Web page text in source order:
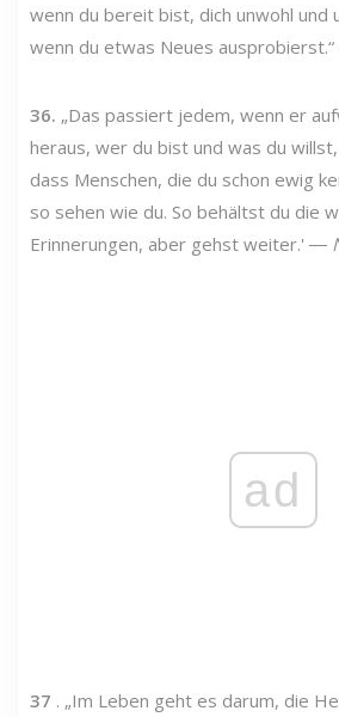
wenn du bereit bist, dich unwohl und
wenn du etwas Neues
36. „Das passiert jedem, wenn er
heraus, wer du bist und was du
dass Menschen, die du schon ewig
so sehen wie du. So behältst du die
Erinnerungen, aber gehst weiter.' ―
ad
37 . „Im Leben geht es darum, die